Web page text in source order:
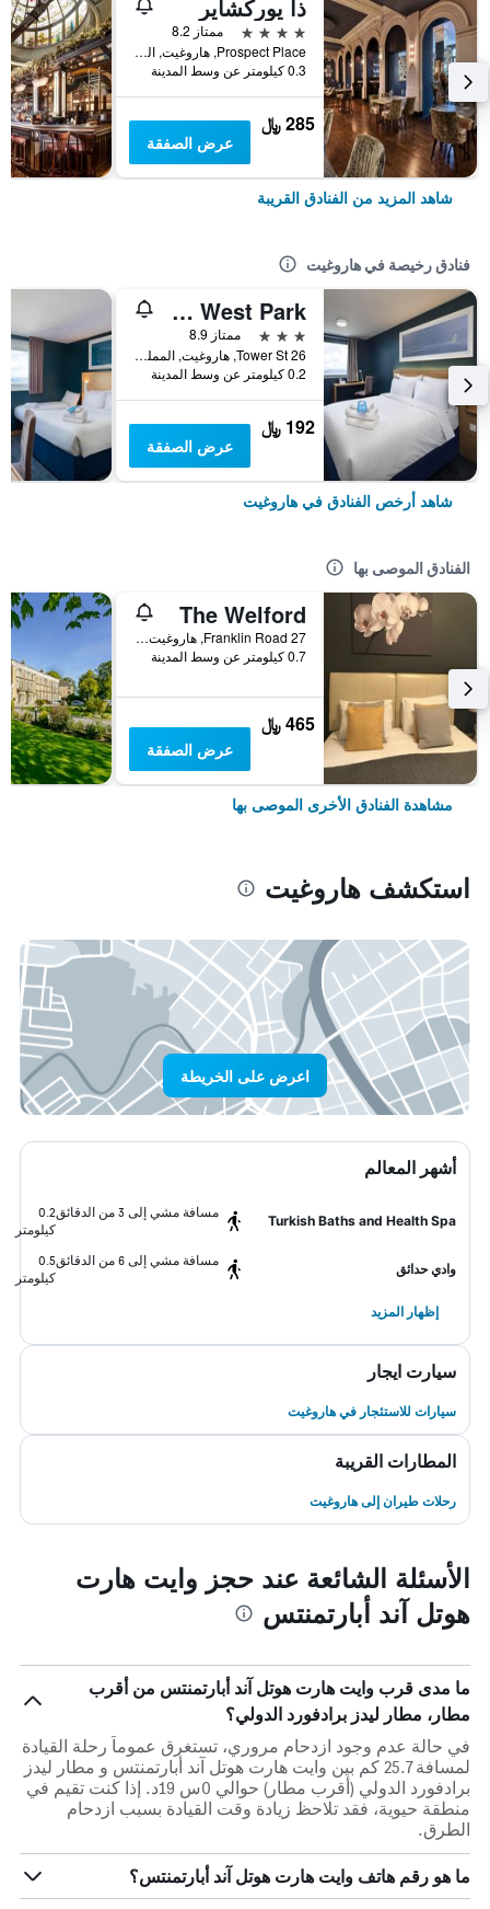
ذا يوركشاير
4 نجوم
ممتاز 8.2
Prospect Place, هاروغيت, المملكة المتحدة
0.3 كيلومتر عن وسط المدينة
285 ﷼
عرض الصفقة
شاهد المزيد من الفنادق القريبة
فنادق رخيصة في هاروغيت
Travelodge Harrogate West Park
3 نجوم
ممتاز 8.9
26 Tower St, هاروغيت, المملكة المتحدة
0.2 كيلومتر عن وسط المدينة
192 ﷼
عرض الصفقة
شاهد أرخص الفنادق في هاروغيت
الفنادق الموصى بها
The Welford
27 Franklin Road, هاروغيت, المملكة المتحدة
0.7 كيلومتر عن وسط المدينة
465 ﷼
عرض الصفقة
مشاهدة الفنادق الأخرى الموصى بها
استكشف هاروغيت
اعرض على الخريطة
أشهر المعالم
Turkish Baths and Health Spa
مسافة مشي إلى 3 من الدقائق
0.2
كيلومتر
وادي حدائق
مسافة مشي إلى 6 من الدقائق
0.5
كيلومتر
إظهار المزيد
سيارت ايجار
سيارات للاستئجار في هاروغيت
المطارات القريبة
رحلات طيران إلى هاروغيت
الأسئلة الشائعة عند حجز وايت هارت
هوتل آند أبارتمنتس
ما مدى قرب وايت هارت هوتل آند أبارتمنتس من أقرب
مطار، مطار ليدز برادفورد الدولي؟
في حالة عدم وجود ازدحام مروري، تستغرق عموماً رحلة القيادة
لمسافة 25.7 كم بين وايت هارت هوتل آند أبارتمنتس و مطار ليدز
برادفورد الدولي (أقرب مطار) حوالي 0س 19د. إذا كنت تقيم في
منطقة حيوية، فقد تلاحظ زيادة وقت القيادة بسبب ازدحام
الطرق.
ما هو رقم هاتف وايت هارت هوتل آند أبارتمنتس؟